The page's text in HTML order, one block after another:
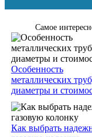
Самое
Особенность
металлических
диаметры и
Как выбрать